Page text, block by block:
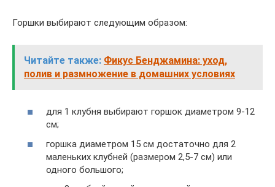
Горшки выбирают следующим образом:
Читайте также: Фикус Бенджамина: уход,
полив и размножение в домашних условиях
для 1 клубня выбирают горшок диаметром 9-12
см;
горшка диаметром 15 см достаточно для 2
маленьких клубней (размером 2,5-7 см) или
одного большого;